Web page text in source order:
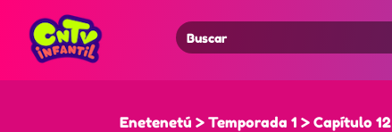
Search
for:
Enetenetú > Temporada 1 > Capítulo 12